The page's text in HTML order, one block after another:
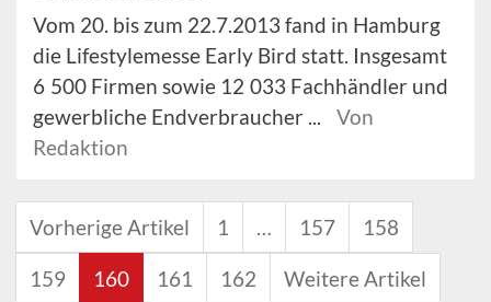
Vom 20. bis zum 22.7.2013 fand in Hamburg
die Lifestylemesse Early Bird statt. Insgesamt
6 500 Firmen sowie 12 033 Fachhändler und
gewerbliche Endverbraucher ...
Von
Redaktion
Vorherige Artikel 1 157 158
159 160 161 162 Weitere Artikel